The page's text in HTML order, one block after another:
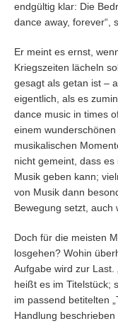
endgültig klar: Die
dance away, forever“,
Er meint es ernst,
Kriegszeiten lächeln
gesagt als getan ist –
eigentlich, als es
dance music in times
einem
musikalischen
nicht gemeint, dass
Musik geben kann;
von Musik dann
Bewegung setzt, auch
Doch für die meisten
losgehen? Wohin
Aufgabe wird zur Last.
heißt es im Titelstück;
im passend betitelten
Handlung